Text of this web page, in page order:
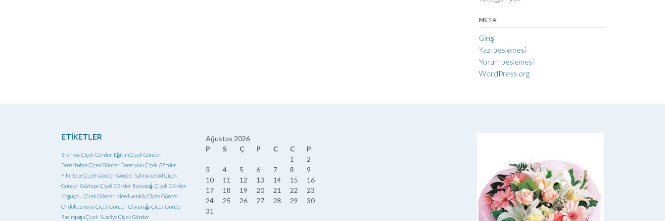
META
Giriş
Yazı beslemesi
Yorum beslemesi
WordPress.org
ETIKETLER
Erenköy Çiçek Gönder Eğitim Çiçek Gönder
Fenerbahçe Çiçek Gönder Feneryolu Çiçek Gönder
Fikirtepe Çiçek Gönder Gönder Sahrayicedid Çiçek
Gönder Göztepe Çiçek Gönder Kozyatağı Çiçek Gönder
Koşuyolu Çiçek Gönder Merdivenköy Çiçek Gönder
Ondokuzmayıs Çiçek Gönder Osmanağa Çiçek Gönder
Rasimpaşa Çiçek Suadiye Çiçek Gönder
Ağustos 2026
P
S Ç P C C
P
1
2
3
4 5 6 7 8
9
10
11 12 13 14 15
16
17
18 19 20 21 22
23
24
25 26 27 28 29
30
31